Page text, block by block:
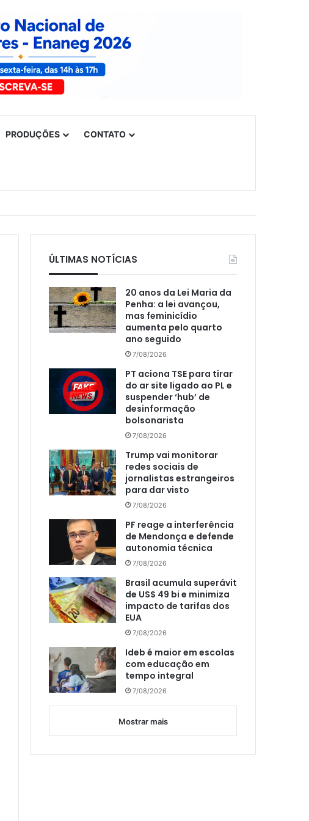
PRODUÇÕES CONTATO
ÚLTIMAS NOTÍCIAS
20 anos da Lei Maria da
Penha: a lei avançou,
mas feminicídio
aumenta pelo quarto
ano seguido
7/08/2026
PT aciona TSE para tirar
do ar site ligado ao PL e
suspender ‘hub’ de
desinformação
bolsonarista
7/08/2026
Trump vai monitorar
redes sociais de
jornalistas estrangeiros
para dar visto
7/08/2026
PF reage a interferência
de Mendonça e defende
autonomia técnica
7/08/2026
Brasil acumula superávit
de US$ 49 bi e minimiza
impacto de tarifas dos
EUA
7/08/2026
Ideb é maior em escolas
com educação em
tempo integral
7/08/2026
Mostrar mais